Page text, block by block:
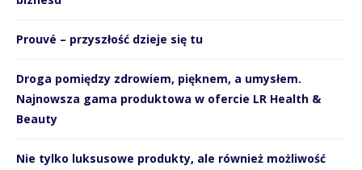
Prouvé – przyszłość dzieje się tu
Droga pomiędzy zdrowiem, pięknem, a umysłem.
Najnowsza gama produktowa w ofercie LR Health &
Beauty
Nie tylko luksusowe produkty, ale również możliwość